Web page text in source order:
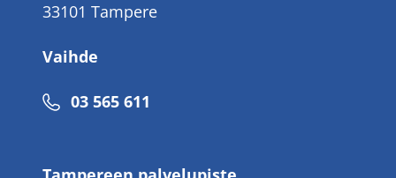
33101 Tampere
Vaihde
Puhelinnumero
03 565 611